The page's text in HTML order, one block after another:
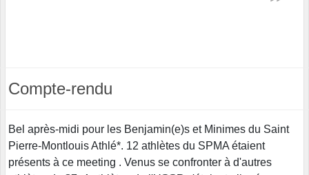
Compte-rendu
Bel après-midi pour les Benjamin(e)s et Minimes du Saint
Pierre-Montlouis Athlé*. 12 athlètes du SPMA étaient
présents à ce meeting . Venus se confronter à d'autres